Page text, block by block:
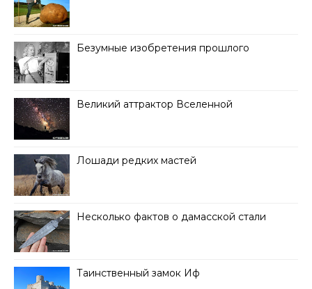
Безумные изобретения прошлого
Великий аттрактор Вселенной
Лошади редких мастей
Несколько фактов о дамасской стали
Таинственный замок Иф